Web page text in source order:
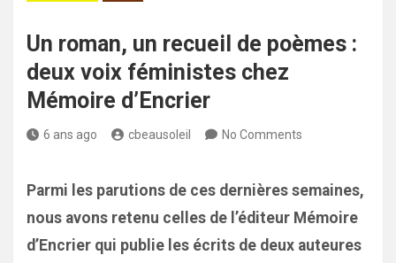
Un roman, un recueil de poèmes :
deux voix féministes chez
Mémoire d’Encrier
6 ans ago cbeausoleil No Comments
Parmi les parutions de ces dernières semaines,
nous avons retenu celles de l’éditeur Mémoire
d’Encrier qui publie les écrits de deux auteures